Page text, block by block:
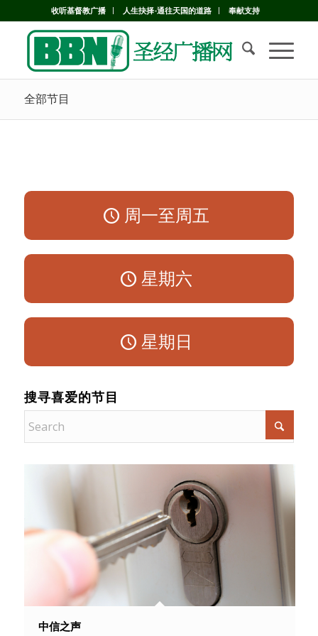
收听基督教广播 人生抉择-通往天国的道路 奉献支持
全部节目
周一至周五
星期六
星期日
搜寻喜爱的节目
中信之声